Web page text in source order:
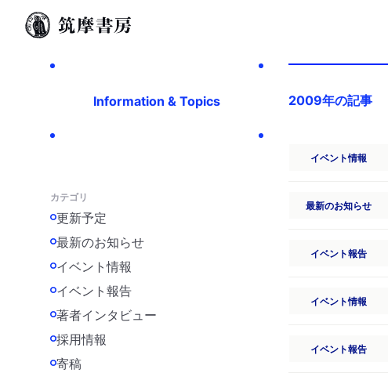
Information & Topics
カテゴリ
更新予定
最新のお知らせ
イベント情報
イベント報告
著者インタビュー
採用情報
寄稿
2009年の記事
イベント情報
最新のお知らせ
イベント報告
イベント情報
イベント報告